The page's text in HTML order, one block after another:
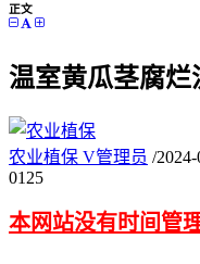
正文
温室黄瓜茎腐烂
农业植保 V管理员 /
01 25
本网站没有时间管